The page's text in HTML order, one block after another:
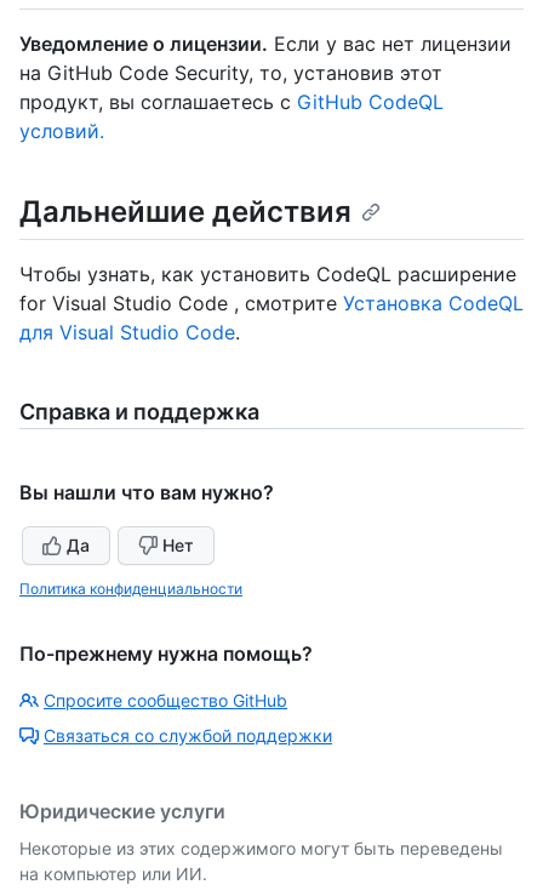
Уведомление о лицензии. Если у вас нет лицензии
на GitHub Code Security, то, установив этот
продукт, вы соглашаетесь с GitHub CodeQL
условий.
Дальнейшие действия
Чтобы узнать, как установить CodeQL расширение
for Visual Studio Code , смотрите Установка CodeQL
для Visual Studio Code.
Справка и поддержка
Вы нашли что вам нужно?
Да Нет
Политика конфиденциальности
По-прежнему нужна помощь?
Спросите сообщество GitHub
Связаться со службой поддержки
Юридические услуги
Некоторые из этих содержимого могут быть переведены
на компьютер или ИИ.